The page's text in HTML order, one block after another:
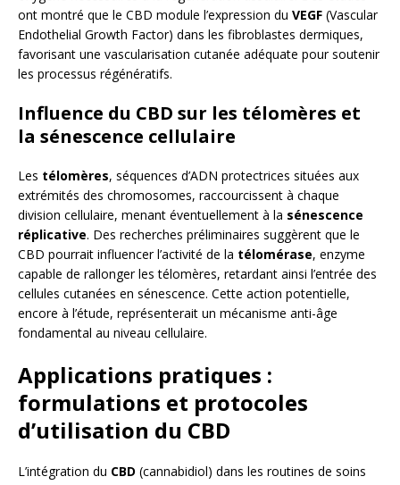
ont montré que le CBD module l’expression du VEGF (Vascular
Endothelial Growth Factor) dans les fibroblastes dermiques,
favorisant une vascularisation cutanée adéquate pour soutenir
les processus régénératifs.
Influence du CBD sur les télomères et
la sénescence cellulaire
Les télomères, séquences d’ADN protectrices situées aux
extrémités des chromosomes, raccourcissent à chaque
division cellulaire, menant éventuellement à la sénescence
réplicative. Des recherches préliminaires suggèrent que le
CBD pourrait influencer l’activité de la télomérase, enzyme
capable de rallonger les télomères, retardant ainsi l’entrée des
cellules cutanées en sénescence. Cette action potentielle,
encore à l’étude, représenterait un mécanisme anti-âge
fondamental au niveau cellulaire.
Applications pratiques :
formulations et protocoles
d’utilisation du CBD
L’intégration du CBD (cannabidiol) dans les routines de soins